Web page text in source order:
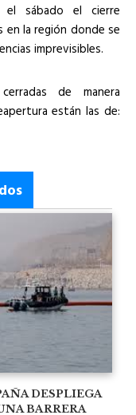
sábado el cierre
en la región donde se
imprevisibles.
de manera
están las de:
DESPLIEGA
BARRERA